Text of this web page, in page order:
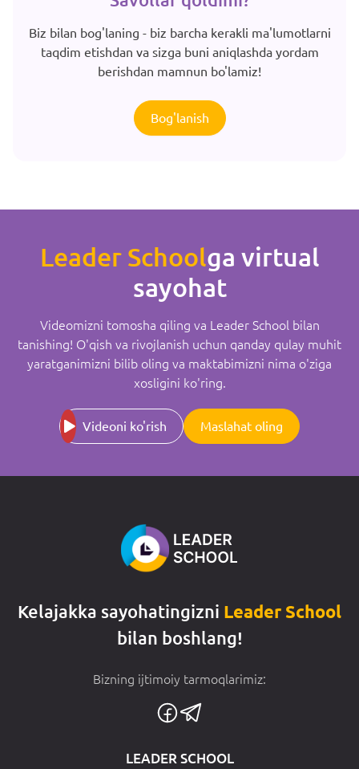
Biz bilan bog'laning - biz barcha kerakli ma'lumotlarni
taqdim etishdan va sizga buni aniqlashda yordam
berishdan mamnun bo'lamiz!
Bog'lanish
Leader Schoolga virtual
sayohat
Videomizni tomosha qiling va Leader School bilan
tanishing! O'qish va rivojlanish uchun qanday qulay muhit
yaratganimizni bilib oling va maktabimizni nima o'ziga
xosligini ko'ring.
Videoni ko'rish Maslahat oling
Kelajakka sayohatingizni Leader School
bilan boshlang!
Bizning ijtimoiy tarmoqlarimiz:
LEADER SCHOOL